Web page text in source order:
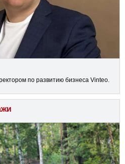
по развитию бизнеса Vinteo.